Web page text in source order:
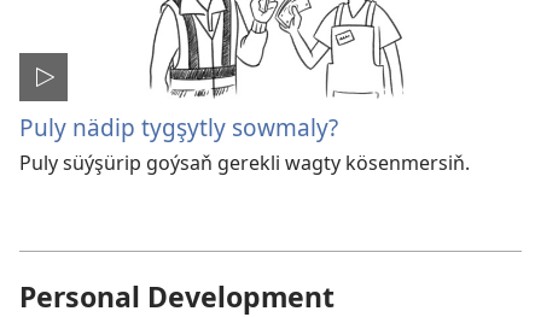
Puly nädip tygşytly sowmaly?
Puly süýşürip goýsaň gerekli wagty kösenmersiň.
Personal Development